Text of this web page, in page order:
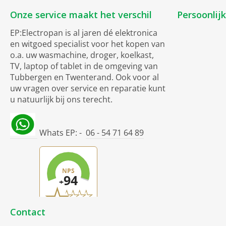
Onze service maakt het verschil
EP:Electropan is al jaren dé elektronica
en witgoed specialist voor het kopen van
o.a. uw wasmachine, droger, koelkast,
TV, laptop of tablet in de omgeving van
Tubbergen en Twenterand. Ook voor al
uw vragen over service en reparatie kunt
u natuurlijk bij ons terecht.
Whats EP: - 06 - 54 71 64 89
Contact